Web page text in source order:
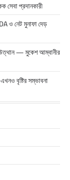
প্রদানকারী
ও নেট মুনাফা দেড়
উত্থান — মুকেশ আম্বানীর
বৃষ্টির সম্ভাবনা